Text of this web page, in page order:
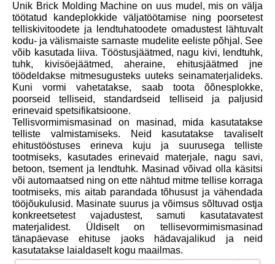
Unik Brick Molding Machine on uus mudel, mis on välja
töötatud kandeplokkide väljatöötamise ning poorsetest
telliskivitoodete ja lendtuhatoodete omadustest lähtuvalt
kodu- ja välismaiste sarnaste mudelite eeliste põhjal. See
võib kasutada liiva. Tööstusjäätmed, nagu kivi, lendtuhk,
tuhk, kivisöejäätmed, aheraine, ehitusjäätmed jne
töödeldakse mitmesugusteks uuteks seinamaterjalideks.
Kuni vormi vahetatakse, saab toota õõnesplokke,
poorseid telliseid, standardseid telliseid ja paljusid
erinevaid spetsifikatsioone.
Tellisvormimismasinad on masinad, mida kasutatakse
telliste valmistamiseks. Neid kasutatakse tavaliselt
ehitustööstuses erineva kuju ja suurusega telliste
tootmiseks, kasutades erinevaid materjale, nagu savi,
betoon, tsement ja lendtuhk. Masinad võivad olla käsitsi
või automaatsed ning on ette nähtud mitme tellise korraga
tootmiseks, mis aitab parandada tõhusust ja vähendada
tööjõukulusid. Masinate suurus ja võimsus sõltuvad ostja
konkreetsetest vajadustest, samuti kasutatavatest
materjalidest. Üldiselt on tellisevormimismasinad
tänapäevase ehituse jaoks hädavajalikud ja neid
kasutatakse laialdaselt kogu maailmas.